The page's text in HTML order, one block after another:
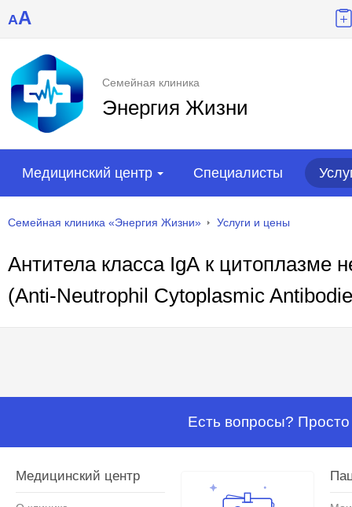
AA
Семейная клиника
Энергия Жизни
Медицинский центр Специалисты
Семейная клиника «Энергия Жизни» Услуги и цены
Антитела класса IgА к
(Anti-Neutrophil Cytoplasmic
Есть вопросы?
Медицинский центр